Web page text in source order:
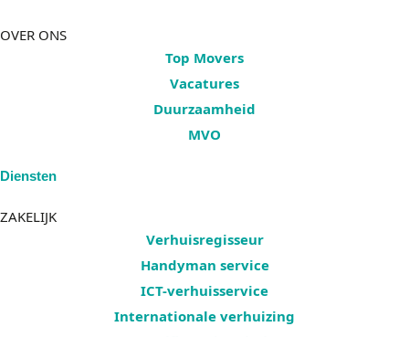
OVER ONS
Top Movers
Vacatures
Duurzaamheid
MVO
Diensten
ZAKELIJK
Verhuisregisseur
Handyman service
ICT-verhuisservice
Internationale verhuizing